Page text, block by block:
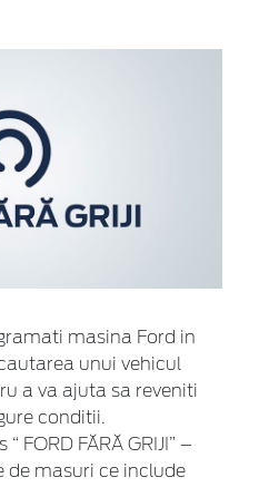
masina Ford in
unui vehicul
a va ajuta sa reveniti
conditii.
FORD FĂRĂ GRIJI” –
de masuri ce include